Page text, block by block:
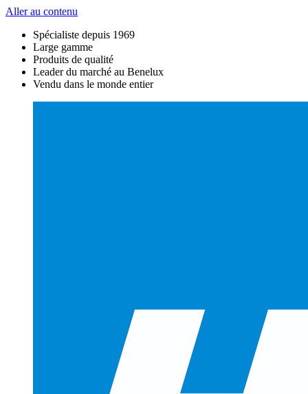
Aller au contenu
Spécialiste depuis 1969
Large gamme
Produits de qualité
Leader du marché au Benelux
Vendu dans le monde entier